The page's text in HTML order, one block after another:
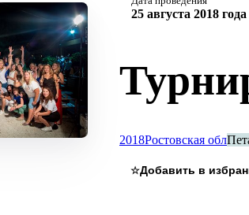
25 августа 2018 года
2018Ростовская обл
☆